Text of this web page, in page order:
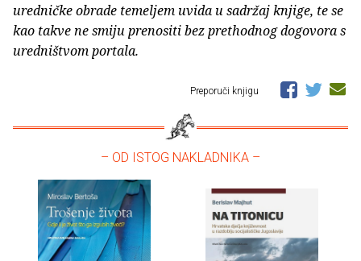
uredničke obrade temeljem uvida u sadržaj knjige, te se
kao takve ne smiju prenositi bez prethodnog dogovora s
uredništvom portala.
Preporuči knjigu
– OD ISTOG NAKLADNIKA –